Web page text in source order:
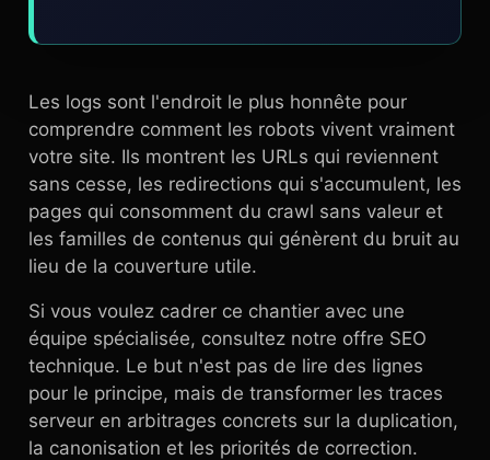
Les logs sont l'endroit le plus honnête pour
comprendre comment les robots vivent vraiment
votre site. Ils montrent les URLs qui reviennent
sans cesse, les redirections qui s'accumulent, les
pages qui consomment du crawl sans valeur et
les familles de contenus qui génèrent du bruit au
lieu de la couverture utile.
Si vous voulez cadrer ce chantier avec une
équipe spécialisée, consultez notre offre SEO
technique. Le but n'est pas de lire des lignes
pour le principe, mais de transformer les traces
serveur en arbitrages concrets sur la duplication,
la canonisation et les priorités de correction.